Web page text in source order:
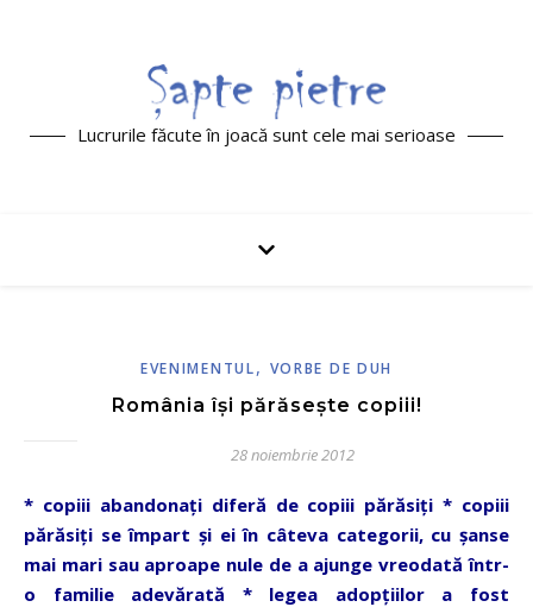
Lucrurile făcute în joacă sunt cele mai serioase
EVENIMENTUL, VORBE DE DUH
România îşi părăseşte copiii!
28 noiembrie 2012
* copiii abandonaţi diferă de copiii părăsiţi * copiii
părăsiţi se împart şi ei în câteva categorii, cu şanse
mai mari sau aproape nule de a ajunge vreodată într-
o familie adevărată * legea adopţiilor a fost